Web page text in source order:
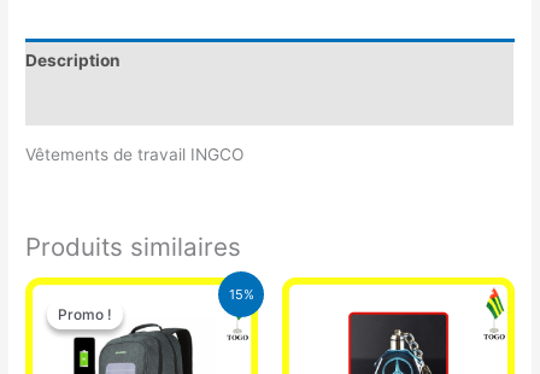
Description
Vêtements de travail INGCO
Produits similaires
15%
Promo !
Promo !
Le
prix
initial
était :
29.500 CFA.
Le
prix
actuel